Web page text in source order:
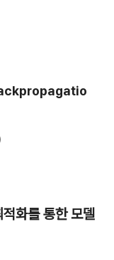
화를 통한 모델